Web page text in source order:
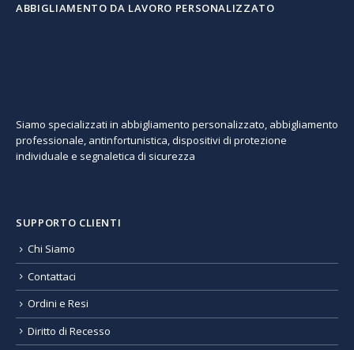
ABBIGLIAMENTO DA LAVORO PERSONALIZZATO
Siamo specializzati in abbigliamento personalizzato, abbigliamento
professionale, antinfortunistica, dispositivi di protezione
individuale e segnaletica di sicurezza
SUPPORTO CLIENTI
Chi Siamo
Contattaci
Ordini e Resi
Diritto di Recesso